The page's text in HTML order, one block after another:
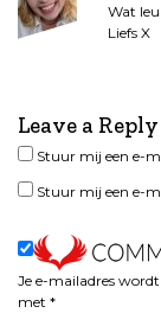
Wat
Liefs X
Leave a Reply
Je e-mailadres
met *
Stuur mij een e-
Stuur mij een e-